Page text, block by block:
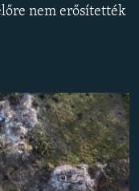
nem erősítették